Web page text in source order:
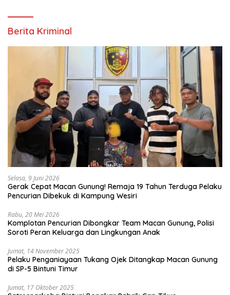
Berita Kriminal
Selasa, 9 Juni 2026
Gerak Cepat Macan Gunung! Remaja 19 Tahun Terduga Pelaku
Pencurian Dibekuk di Kampung Wesiri
Rabu, 20 Mei 2026
Komplotan Pencurian Dibongkar Team Macan Gunung, Polisi
Soroti Peran Keluarga dan Lingkungan Anak
Jumat, 14 November 2025
Pelaku Penganiayaan Tukang Ojek Ditangkap Macan Gunung
di SP-5 Bintuni Timur
Jumat, 17 Oktober 2025